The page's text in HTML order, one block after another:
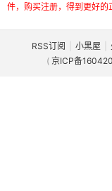
件，购买注册，得到更好的
RSS订阅 小黑屋
( 京ICP备